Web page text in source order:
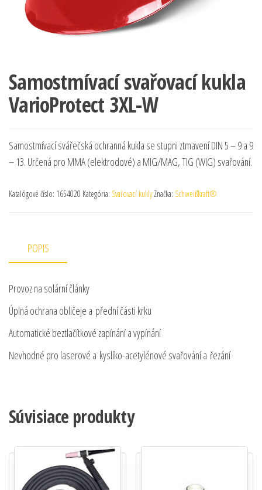
Samostmívací svařovací kukla
VarioProtect 3XL-W
Samostmívací svářečská ochranná kukla se stupni ztmavení DIN 5 – 9 a 9
– 13. Určená pro MMA (elektrodové) a MIG/MAG, TIG (WIG) svařování.
Katalógové číslo: 1654020 Kategória: Svařovací kukly Značka: Schweißkraft®
POPIS
Provoz na solární články
Úplná ochrana obličeje a přední části krku
Automatické beztlačítkové zapínání a vypínání
Nevhodné pro laserové a kyslíko-acetylénové svařování a řezání
Súvisiace produkty